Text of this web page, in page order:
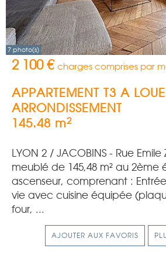
7 photo(s)
2 100 € charges comprises par
APPARTEMENT T3 A
ARRONDISSEMENT
145.48 m2
LYON 2 / JACOBINS - Rue
meublé de 145,48 m² au 2ème
ascenseur, comprenant :
vie avec cuisine équipée
four, ...
AJOUTER AUX FAVORIS